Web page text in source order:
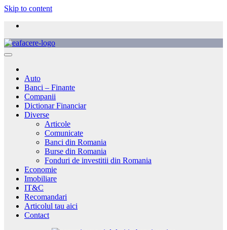
Skip to content
Auto
Banci – Finante
Companii
Dictionar Financiar
Diverse
Articole
Comunicate
Banci din Romania
Burse din Romania
Fonduri de investitii din Romania
Economie
Imobiliare
IT&C
Recomandari
Articolul tau aici
Contact